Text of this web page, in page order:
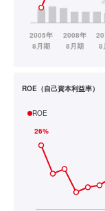
ROE（自己資本利益率）
ROE